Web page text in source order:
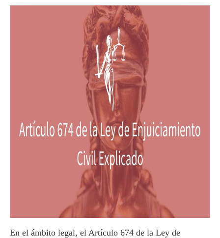
En el ámbito legal, el Artículo 674 de la Ley de